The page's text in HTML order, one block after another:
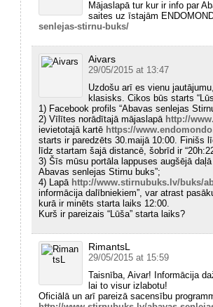
Mājaslapā tur kur ir info par
saites uz īstajām
senlejas-stirnu-buks/
Aivars
29/05/2015 at 13:47
Uzdošu arī es vienu
klasisks. Cikos būs starts
1) Facebook profils “Abavas senlejas
2) Vīlītes norādītajā mājaslapā http://
ievietotajā kartē https://
starts ir paredzēts 30.maijā 10:00. Finišs
līdz startam šajā distancē, šobrīd ir
3) Šīs mūsu portāla lappuses augšējā
Abavas senlejas Stirnu buks”;
4) Lapā http://www.stirnubuks.lv/buks/
informācija dalībniekiem”, var atrast
kurā ir minēts starta laiks 12:00.
Kurš ir pareizais “Lūša” starta laiks?
RimantsL
29/05/2015 at 15:59
Taisnība, Aivar! Informācija
lai to visur izlabotu!
Oficiālā un arī pareizā sacensību